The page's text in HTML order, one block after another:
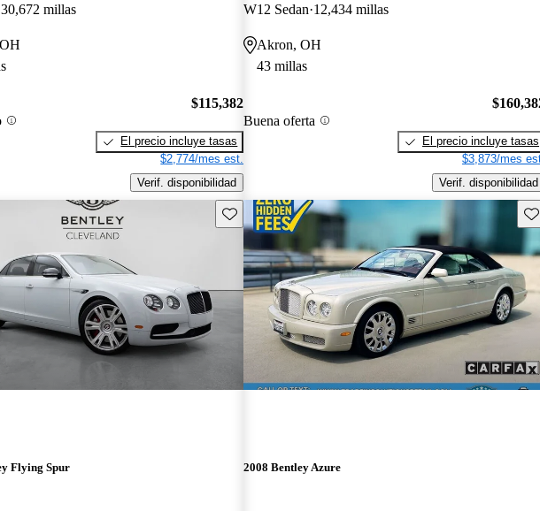
30,672 millas
$115,382
El precio incluye tasas
$2,774/mes est.
Verif. disponibilidad
W12 Sedan 12,434 millas
Akron, OH
43 millas
Buena oferta
El precio incluye tasas
$3,873/mes
Verif. disponibilidad
Guarda este Aviso
Flying Spur 2008 Bentley Azure